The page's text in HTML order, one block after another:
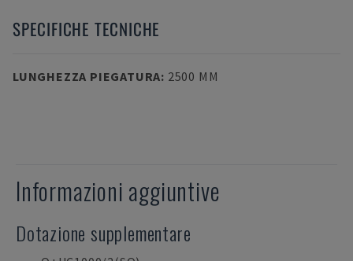
SPECIFICHE TECNICHE
LUNGHEZZA PIEGATURA: 2500 MM
Informazioni aggiuntive
Dotazione supplementare